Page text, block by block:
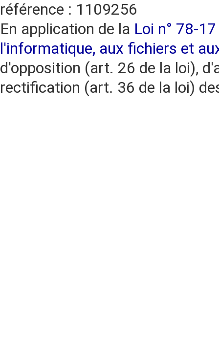
référence : 1109256
En application de la Loi n° 78-
l'informatique, aux fichiers et
d'opposition (art. 26 de la loi),
rectification (art. 36 de la loi)